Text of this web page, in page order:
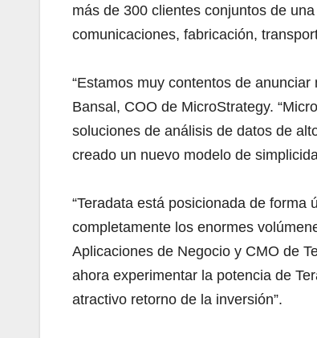
más de 300 clientes conjuntos de
comunicaciones, fabricación,
“Estamos muy contentos de
Bansal, COO de MicroStrategy.
soluciones de análisis de datos de
creado un nuevo modelo de
“Teradata está posicionada de
completamente los enormes
Aplicaciones de Negocio y CMO de
ahora experimentar la potencia de
atractivo retorno de la inversión”.